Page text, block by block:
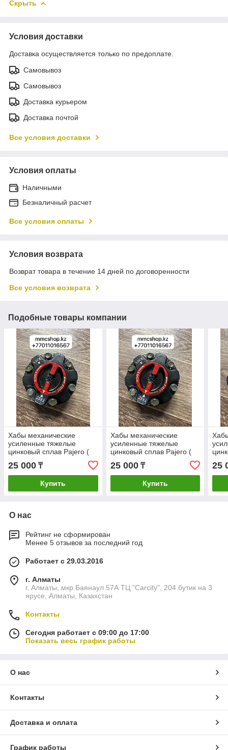
Скрыть
Условия доставки
Доставка осуществляется только по предоплате.
Самовывоз
Самовывоз
Доставка курьером
Доставка почтой
Все условия доставки
Условия оплаты
Наличными
Безналичный расчет
Все условия оплаты
Условия возврата
Возврат товара в течение 14 дней по договоренности
Все условия возврата
Подобные товары компании
Хабы механические
усиленные тяжелые
цинковый сплав Pajero (
Паджеро ) Delica ( Делика
Булка , MD886389
Квадратная ) Montero
25 000 ₸
Купить
Хабы механические
усиленные тяжелые
цинковый сплав Pajero (
Паджеро ) Delica ( Делика
Булка , MD886389
Квадратная ) Montero
25 000₸
Купить
25
О нас
Рейтинг не сформирован
Менее 5 отзывов за последний год
Работает с 29.03.2016
г. Алматы
г. Алматы, мкр.Баянаул 57А ТЦ "Carcity", 204 бутик на 3
ярусе, Алматы, Казахстан
Контакты
Сегодня работает с 09:00 до 17:00
Показать весь график работы
О нас
Контакты
Доставка и оплата
График работы